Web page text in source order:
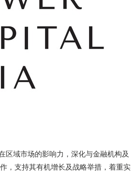
区域市场的影响力，深化与金融机构及
，支持其有机增长及战略举措，着重实